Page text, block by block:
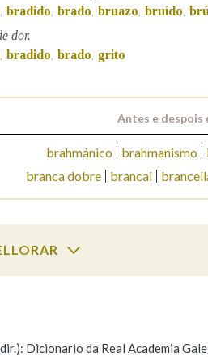
DE BUSCA
, bradido, brado, bruazo, bruído,
dor.
, bradido, brado, grito
Antes e despois
brahmánico brahmanismo
branca dobre
brancal
Dicionario da Real Academia